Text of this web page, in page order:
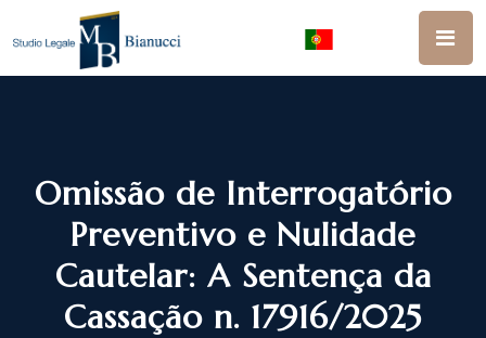
Omissão de Interrogatório
Preventivo e Nulidade
Cautelar: A Sentença da
Cassação n. 17916/2025